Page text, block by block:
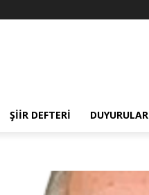
ŞIIR DEFTERI DUYURULAR